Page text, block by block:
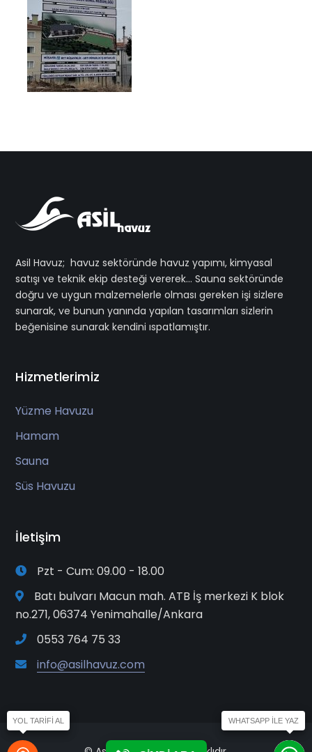
Asil Havuz; havuz sektöründe havuz yapımı, kimyasal
satışı ve teknik ekip desteği vererek… Sauna sektöründe
doğru ve uygun malzemelerle olması gereken işi sizlere
sunarak, ve bunun yanında yapılan tasarımları sizlerin
beğenisine sunarak kendini ıspatlamıştır.
Hizmetlerimiz
Yüzme Havuzu
Hamam
Sauna
Süs Havuzu
İletişim
Pzt - Cum: 09.00 - 18.00
Batı bulvarı Macun mah. ATB İş merkezi K blok
no.271, 06374 Yenimahalle/Ankara
0553 764 75 33
info@asilhavuz.com